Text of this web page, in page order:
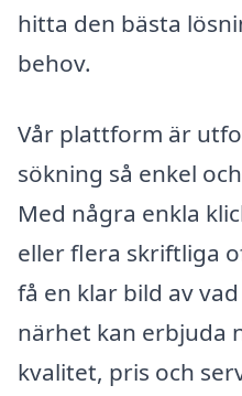
hitta den bästa
behov.
Vår plattform är
sökning så enkel
Med några enkla
eller flera skriftliga
få en klar bild av
närhet kan erbjuda
kvalitet, pris och